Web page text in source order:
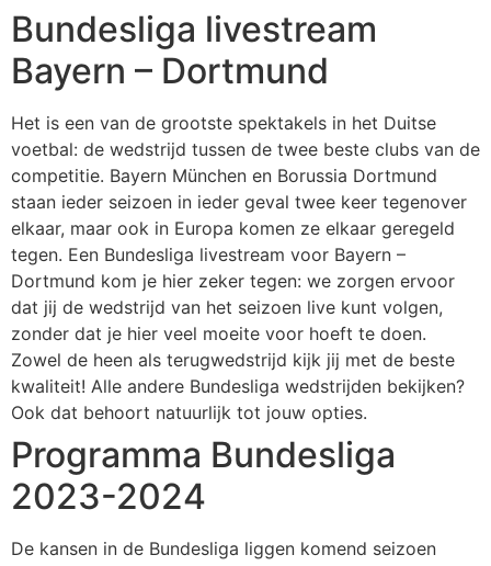
Bundesliga livestream
Bayern – Dortmund
Het is een van de grootste spektakels in het Duitse
voetbal: de wedstrijd tussen de twee beste clubs van de
competitie. Bayern München en Borussia Dortmund
staan ieder seizoen in ieder geval twee keer tegenover
elkaar, maar ook in Europa komen ze elkaar geregeld
tegen. Een Bundesliga livestream voor Bayern –
Dortmund kom je hier zeker tegen: we zorgen ervoor
dat jij de wedstrijd van het seizoen live kunt volgen,
zonder dat je hier veel moeite voor hoeft te doen.
Zowel de heen als terugwedstrijd kijk jij met de beste
kwaliteit! Alle andere Bundesliga wedstrijden bekijken?
Ook dat behoort natuurlijk tot jouw opties.
Programma Bundesliga
2023-2024
De kansen in de Bundesliga liggen komend seizoen